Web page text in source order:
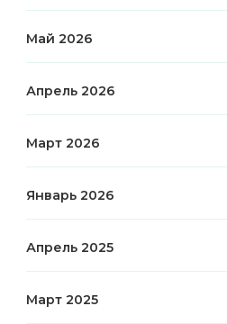
Май 2026
Апрель 2026
Март 2026
Январь 2026
Апрель 2025
Март 2025